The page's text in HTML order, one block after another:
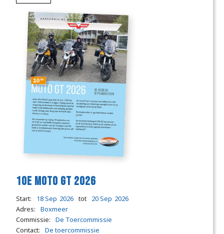
10e Moto GT 2026
Start: 18 Sep 2026 tot 20 Sep 2026
Adres:
Boxmeer
Commissie:
De Toercommissie
Contact:
De toercommissie